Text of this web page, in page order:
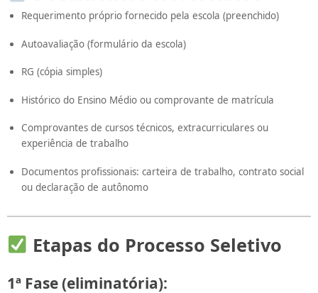
Requerimento próprio fornecido pela escola (preenchido)
Autoavaliação (formulário da escola)
RG (cópia simples)
Histórico do Ensino Médio ou comprovante de matrícula
Comprovantes de cursos técnicos, extracurriculares ou
experiência de trabalho
Documentos profissionais: carteira de trabalho, contrato social
ou declaração de autônomo
Etapas do Processo Seletivo
1ª Fase (eliminatória):